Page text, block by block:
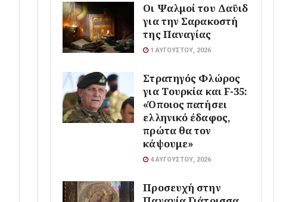
Οι Ψαλμοί του Δαϋιδ
για την Σαρακοστή
της Παναγίας
1 ΑΥΓΟΎΣΤΟΥ, 2026
Στρατηγός Φλώρος
για Τουρκία και F-35:
«Όποιος πατήσει
ελληνικό έδαφος,
πρώτα θα τον
κάψουμε»
4 ΑΥΓΟΎΣΤΟΥ, 2026
Προσευχή στην